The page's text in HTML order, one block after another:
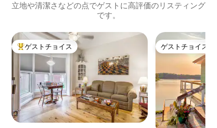
立地や清潔さなどの点でゲストに高評価のリスティング
です。
大好評のゲストチョイスです。
ゲストチョイス ゲストチョイス
ゲストチョイス